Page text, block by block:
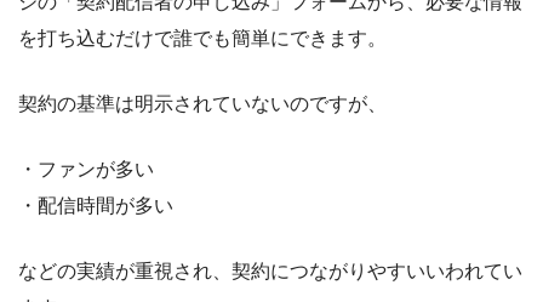
を打ち込むだけで誰でも簡単にできます。
契約の基準は明示されていないのですが、
・ファンが多い
・配信時間が多い
などの実績が重視され、契約につながりやすいいわれてい